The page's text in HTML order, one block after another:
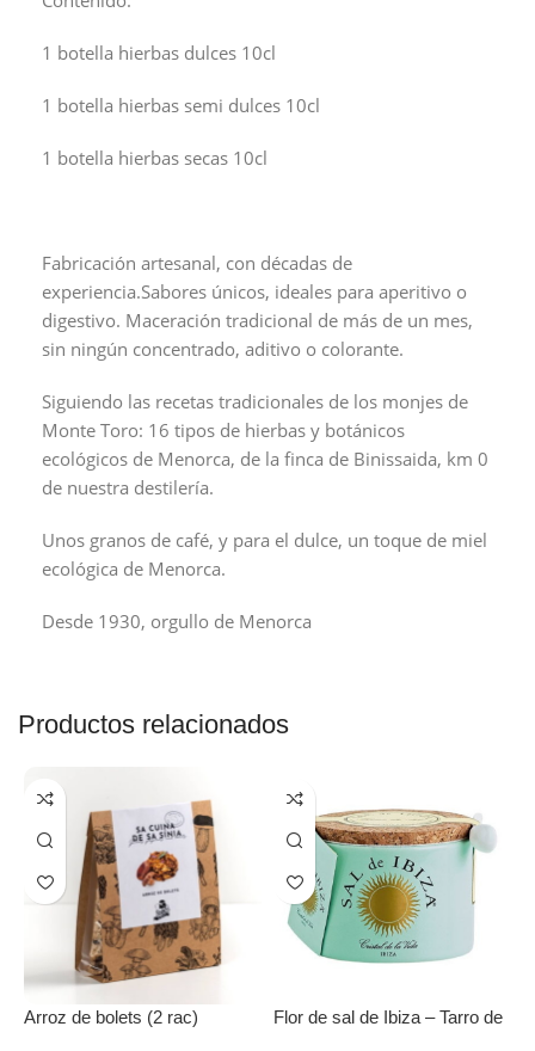
1 botella hierbas dulces 10cl
1 botella hierbas semi dulces 10cl
1 botella hierbas secas 10cl
Fabricación artesanal, con décadas de
experiencia.Sabores únicos, ideales para aperitivo o
digestivo. Maceración tradicional de más de un mes,
sin ningún concentrado, aditivo o colorante.
Siguiendo las recetas tradicionales de los monjes de
Monte Toro: 16 tipos de hierbas y botánicos
ecológicos de Menorca, de la finca de Binissaida, km 0
de nuestra destilería.
Unos granos de café, y para el dulce, un toque de miel
ecológica de Menorca.
Desde 1930, orgullo de Menorca
Productos relacionados
Arroz de bolets (2 rac)
Flor de sal de Ibiza – Tarro de